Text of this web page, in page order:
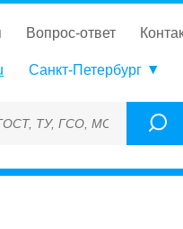
вопрос-ответ
Санкт-Петербург
МСО, ОСО, СОП, ГРСИ,